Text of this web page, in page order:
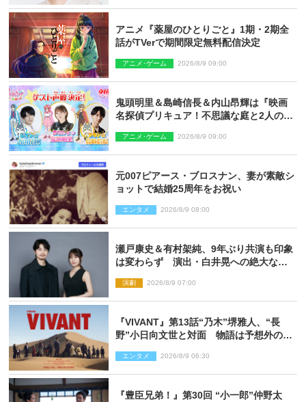
アニメ『薬屋のひとりごと』1期・2期全
話がTVerで期間限定無料配信決定
アニメ･ゲーム 2026/8/9 09:00
鬼頭明里＆島崎信長＆内山昂輝は『映画
名探偵プリキュア！不思議な庭と2人の秘
アニメ･ゲーム 2026/8/9 09:00
元007ピアース・ブロスナン、妻が素敵シ
ョットで結婚25周年をお祝い
エンタメ 2026/8/9 08:00
瀬戸康史＆有村架純、9年ぶり共演も印象
は変わらず 演出・白井晃への絶大なる
演劇 2026/8/9 07:00
『VIVANT』第13話“乃木”堺雅人、“長
野”小日向文世と対面 物語は予想外の展
エンタメ 2026/8/9 06:30
『豊臣兄弟！』第30回 “小一郎”仲野太